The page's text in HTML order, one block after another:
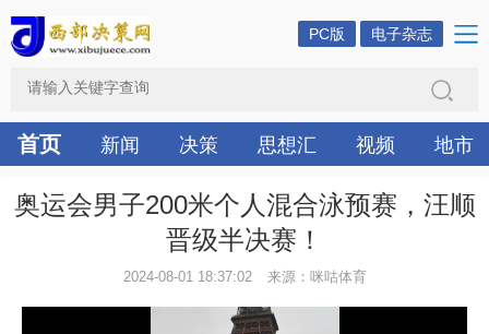
PC版 电子杂志
首页 新闻 决策 思想汇 视频 地市
奥运会男子200米个人混合泳预赛，汪顺
晋级半决赛！
2024-08-01 18:37:02 来源：咪咕体育